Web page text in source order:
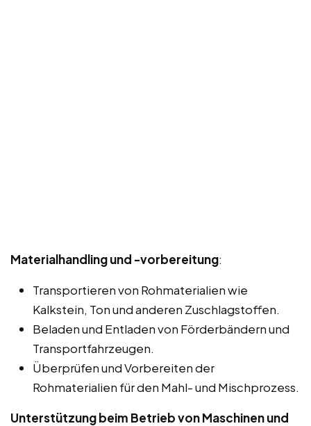
Materialhandling und -vorbereitung:
Transportieren von Rohmaterialien wie
Kalkstein, Ton und anderen Zuschlagstoffen.
Beladen und Entladen von Förderbändern und
Transportfahrzeugen.
Überprüfen und Vorbereiten der
Rohmaterialien für den Mahl- und Mischprozess.
Unterstützung beim Betrieb von Maschinen und